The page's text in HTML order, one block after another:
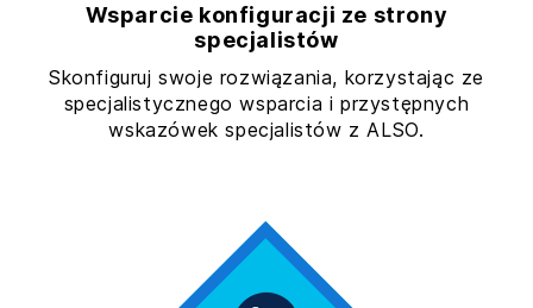
Wsparcie konfiguracji ze strony
specjalistów
Skonfiguruj swoje rozwiązania, korzystając ze
specjalistycznego wsparcia i przystępnych
wskazówek specjalistów z ALSO.